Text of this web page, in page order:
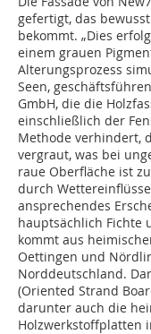
gefertigt, das
bekommt. „Dies
einem grauen
Alterungsprozess
Seen,
GmbH, die die
einschließlich der
Methode verhindert,
vergraut, was bei
raue Oberfläche ist
durch
ansprechendes
hauptsächlich Fichte
kommt aus
Oettingen und
Norddeutschland.
(Oriented Strand
darunter auch die
Holzwerkstoffplatten